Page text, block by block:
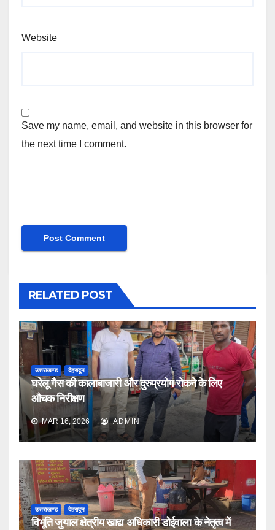
Website
Save my name, email, and website in this browser for
the next time I comment.
RELATED POST
उत्तराखण्ड देहरादून
घरेलू गैस की कालाबाजारी और दुरुप्रयोग रोकने के लिए
औचक निरीक्षण
MAR 16, 2026 ADMIN
उत्तराखण्ड देहरादून
विभूति जुयाल क्षेत्रीय खाद्य अधिकारी डोईवाला के नेतृत्व में